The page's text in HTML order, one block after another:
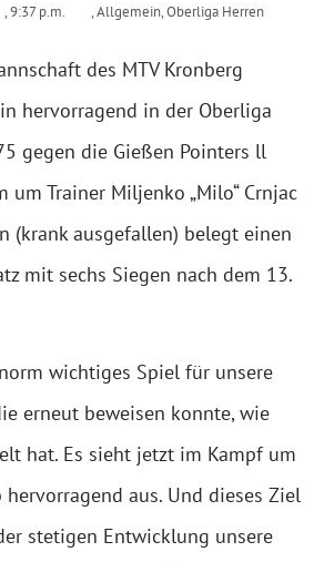
, 9:37 p.m. , Allgemein,Oberliga Herren
des MTV Kronberg
hervorragend in der Oberliga
gegen die Gießen Pointers ll
um Trainer Miljenko „Milo“ Crnjac
(krank ausgefallen) belegt einen
mit sechs Siegen nach dem 13.
wichtiges Spiel für unsere
erneut beweisen konnte, wie
hat. Es sieht jetzt im Kampf um
aus. Und dieses Ziel
stetigen Entwicklung unsere